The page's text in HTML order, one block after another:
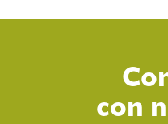
con